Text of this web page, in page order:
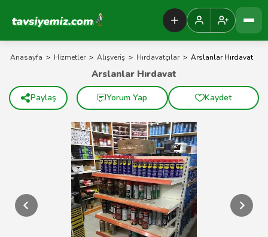
Tavsiyemiz Anasayfa
Anasayfa > Hizmetler > Alışveriş > Hırdavatçılar > Arslanlar Hırdavat
Arslanlar Hırdavat
Paylaş Yorum Yap Kaydet